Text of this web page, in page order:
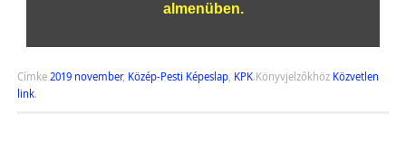
almenüben.
Címke 2019 november, Közép-Pesti Képeslap, KPK.Könyvjelzőkhöz Közvetlen
link.